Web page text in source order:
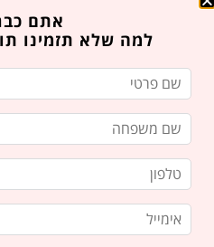
רוצים לבקר אותנו? איזה
מלאו את הטופס הבא ואנו
ניתן גם לשלוח לנודואר
אלינוואנו נשמח לענות
שם פרטי
אתם
למה שלא תזמינו